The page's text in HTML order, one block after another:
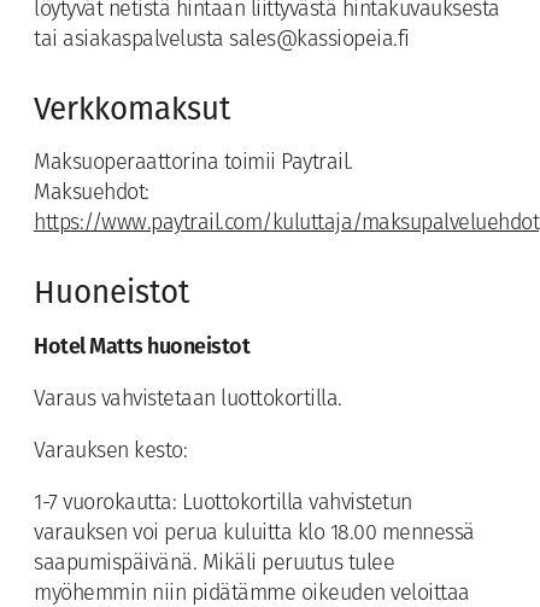
löytyvät netistä hintaan liittyvästä hintakuvauksesta
tai asiakaspalvelusta sales@kassiopeia.fi
Verkkomaksut
Maksuoperaattorina toimii Paytrail.
Maksuehdot:
https://www.paytrail.com/kuluttaja/maksupalveluehdot
Huoneistot
Hotel Matts huoneistot
Varaus vahvistetaan luottokortilla.
Varauksen kesto:
1-7 vuorokautta: Luottokortilla vahvistetun
varauksen voi perua kuluitta klo 18.00 mennessä
saapumispäivänä. Mikäli peruutus tulee
myöhemmin niin pidätämme oikeuden veloittaa